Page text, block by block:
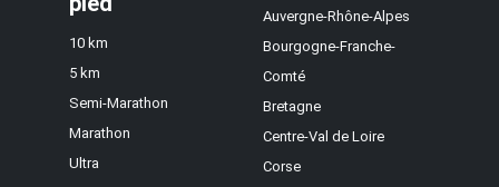
10 km
5 km
Semi-Marathon
Marathon
Ultra
Auvergne-Rhône-Alpes
Bourgogne-Franche-
Comté
Bretagne
Centre-Val de Loire
Corse